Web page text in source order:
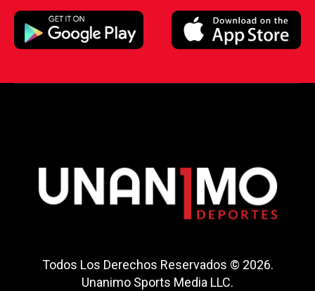
Todos Los Derechos Reservados © 2026.
Unanimo Sports Media LLC.